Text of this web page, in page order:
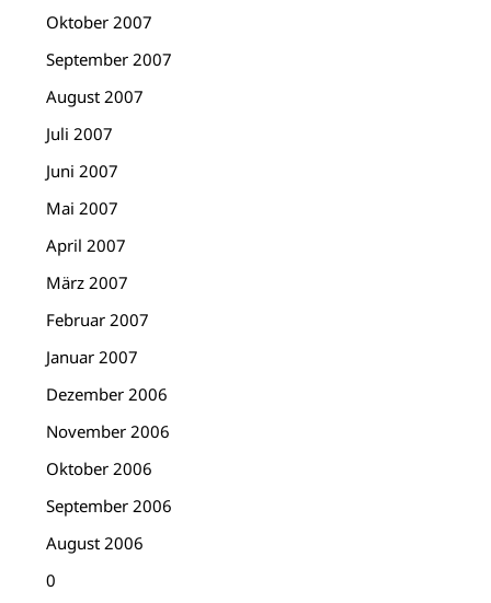
Oktober 2007
September 2007
August 2007
Juli 2007
Juni 2007
Mai 2007
April 2007
März 2007
Februar 2007
Januar 2007
Dezember 2006
November 2006
Oktober 2006
September 2006
August 2006
0